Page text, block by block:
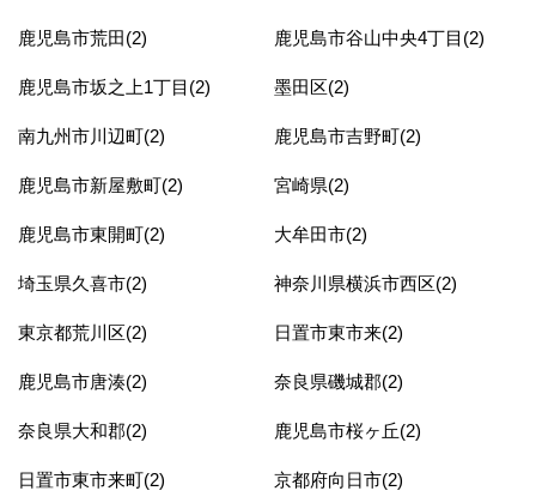
鹿児島市荒田(2) 鹿児島市谷山中央4丁目(2)
鹿児島市坂之上1丁目(2) 墨田区(2)
南九州市川辺町(2) 鹿児島市吉野町(2)
鹿児島市新屋敷町(2) 宮崎県(2)
鹿児島市東開町(2) 大牟田市(2)
埼玉県久喜市(2) 神奈川県横浜市西区(2)
東京都荒川区(2) 日置市東市来(2)
鹿児島市唐湊(2) 奈良県磯城郡(2)
奈良県大和郡(2) 鹿児島市桜ヶ丘(2)
日置市東市来町(2) 京都府向日市(2)